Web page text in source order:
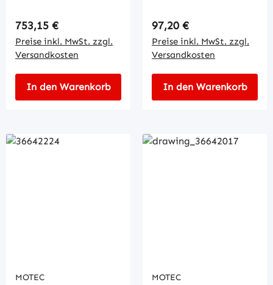
Regulärer Preis:
753,15 €
Preise inkl. MwSt. zzgl.
Versandkosten
In den Warenkorb
Regulärer Preis:
97,20 €
Preise inkl. MwSt. zzgl.
Versandkosten
In den Warenkorb
MOTEC MOTEC